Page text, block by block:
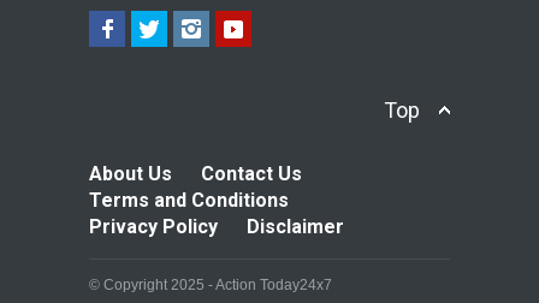
Top
About Us
Contact Us
Terms and Conditions
Privacy Policy
Disclaimer
© Copyright 2025 - Action Today24x7